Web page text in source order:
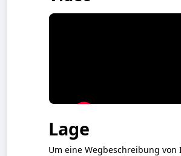
Lage
Um eine Wegbeschreibung von